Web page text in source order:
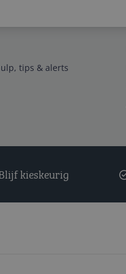
tips & alerts
kieskeurig